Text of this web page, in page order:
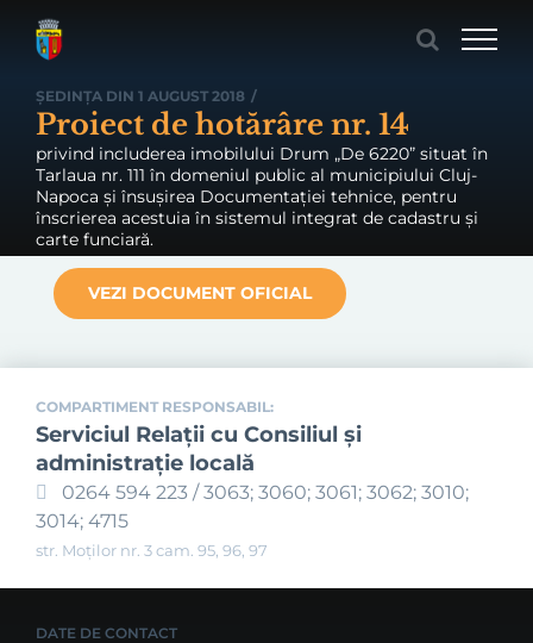
ȘEDINȚA DIN 1 AUGUST 2018 /
Proiect de hotărâre nr. 14
privind includerea imobilului Drum „De 6220” situat în
Tarlaua nr. 111 în domeniul public al municipiului Cluj-
Napoca și însușirea Documentației tehnice, pentru
înscrierea acestuia în sistemul integrat de cadastru și
carte funciară.
VEZI DOCUMENT OFICIAL
COMPARTIMENT RESPONSABIL:
Serviciul Relaţii cu Consiliul şi
administraţie locală
0264 594 223 / 3063; 3060; 3061; 3062; 3010;
3014; 4715
str. Moților nr. 3 cam. 95, 96, 97
DATE DE CONTACT